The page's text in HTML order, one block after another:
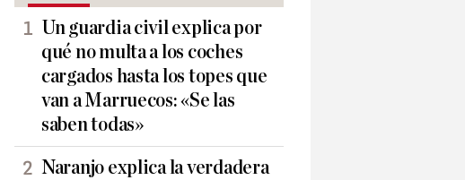
Un guardia civil explica por
qué no multa a los coches
cargados hasta los topes que
van a Marruecos: «Se las
saben todas»
Naranjo explica la verdadera